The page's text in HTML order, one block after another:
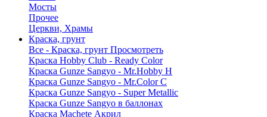
Мосты
Прочее
Церкви, Храмы
Краска, грунт
Все - Краска, грунт Просмотреть
Краска Hobby Club - Ready Color
Краска Gunze Sangyo - Mr.Hobby H
Краска Gunze Sangyo - Mr.Color C
Краска Gunze Sangyo - Super Metallic
Краска Gunze Sangyo в баллонах
Краска Machete Акрил